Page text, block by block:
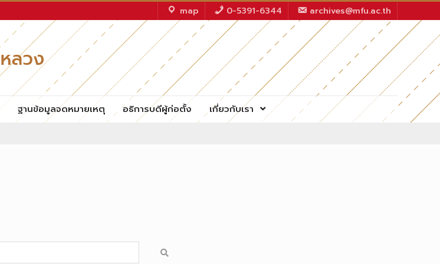
map 0-5391-6344 archives@mfu.ac.th
ฐานข้อมูลจดหมายเหตุ อธิการบดีผู้ก่อตั้ง เกี่ยวกับเรา